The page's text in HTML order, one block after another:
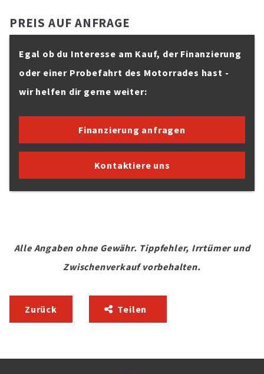
PREIS AUF ANFRAGE
Egal ob du Interesse am Kauf, der Finanzierung
oder einer Probefahrt des Motorrades hast -
wir helfen dir gerne weiter:
Finanzierung anfragen
Kontaktiere uns
Alle Angaben ohne Gewähr. Tippfehler, Irrtümer und
Zwischenverkauf vorbehalten.
Zurück Teilen